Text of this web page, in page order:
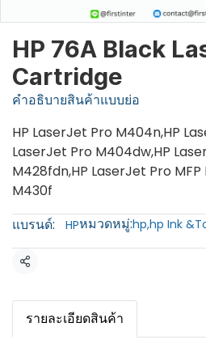
HP 76A Black
Cartridge
คำอธิบายสินค้าแบบย่อ
HP LaserJet Pro M404n,HP
LaserJet Pro M404dw,HP
M428fdn,HP LaserJet Pro
M430f
แบรนด์:
HPหมวดหมู่:hp,hp Ink
แชร์
รายละเอียดสินค้า